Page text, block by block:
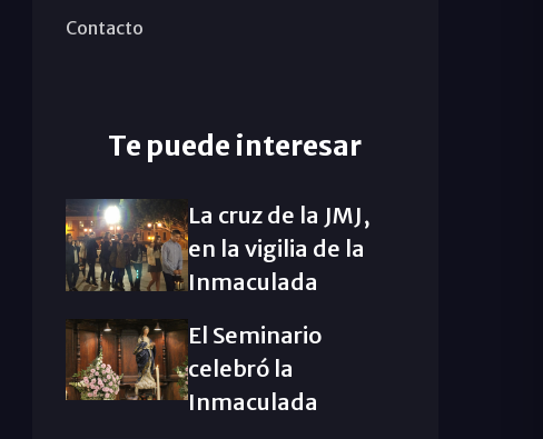
Contacto
Te puede interesar
La cruz de la JMJ,
en la vigilia de la
Inmaculada
El Seminario
celebró la
Inmaculada